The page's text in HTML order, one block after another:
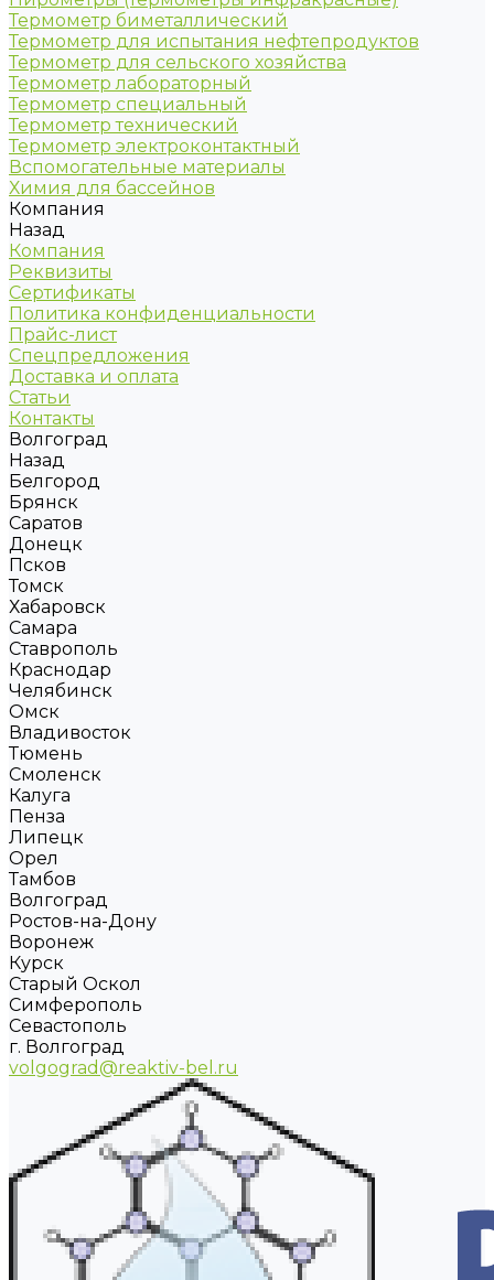
Термометр биметаллический
Термометр для испытания нефтепродуктов
Термометр для сельского хозяйства
Термометр лабораторный
Термометр специальный
Термометр технический
Термометр электроконтактный
Вспомогательные материалы
Химия для бассейнов
Компания
Назад
Компания
Реквизиты
Сертификаты
Политика конфиденциальности
Прайс-лист
Спецпредложения
Доставка и оплата
Статьи
Контакты
Волгоград
Назад
Белгород
Брянск
Саратов
Донецк
Псков
Томск
Хабаровск
Самара
Ставрополь
Краснодар
Челябинск
Омск
Владивосток
Тюмень
Смоленск
Калуга
Пенза
Липецк
Орел
Тамбов
Волгоград
Ростов-на-Дону
Воронеж
Курск
Старый Оскол
Симферополь
Севастополь
г. Волгоград
volgograd@reaktiv-bel.ru